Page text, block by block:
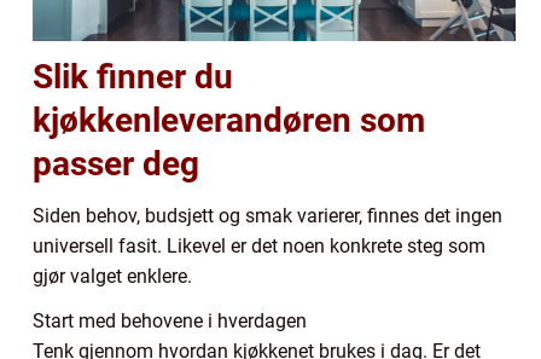
Slik finner du
kjøkkenleverandøren som
passer deg
Siden behov, budsjett og smak varierer, finnes det ingen
universell fasit. Likevel er det noen konkrete steg som
gjør valget enklere.
Start med behovene i hverdagen
Tenk gjennom hvordan kjøkkenet brukes i dag. Er det